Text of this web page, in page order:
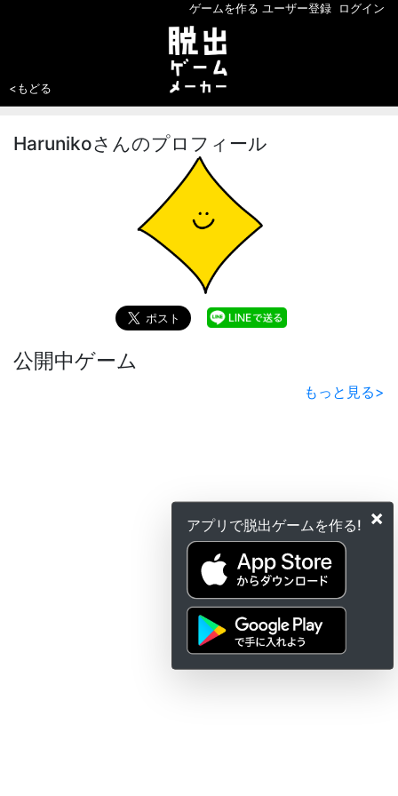
×
アプリで脱出ゲームを作る!
ゲームを作る ユーザー登録 ログイン
<もどる
Harunikoさんのプロフィール
公開中ゲーム
もっと見る>